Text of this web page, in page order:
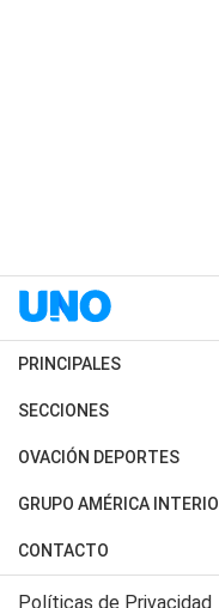
PRINCIPALES
Últimas Noticias
Política
Judiciales
Economia
SECCIONES
Horóscopo
Motores
Trucos caseros
OVACIÓN DEPORTES
Fútbol
Mundial
Automovilismo
GRUPO AMÉRICA
Canal 7 en Vivo
CONTACTO
Acerca de Nosotros
Políticas de Privacidad